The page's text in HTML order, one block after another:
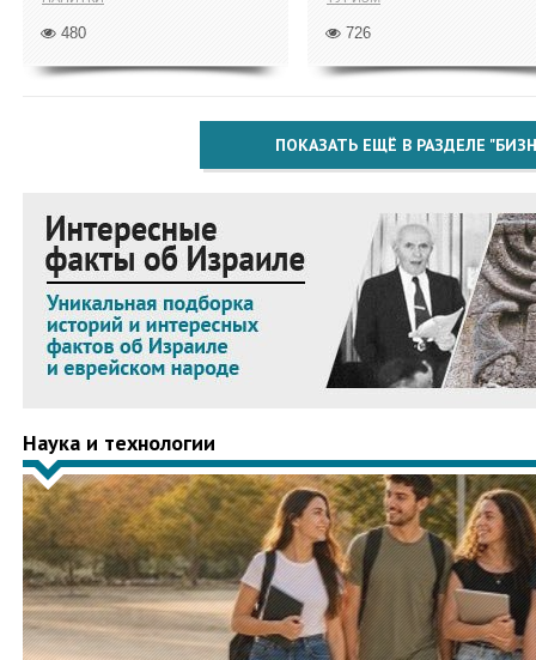
480 726
ПОКАЗАТЬ ЕЩЁ В РАЗДЕЛЕ
Наука и технологии